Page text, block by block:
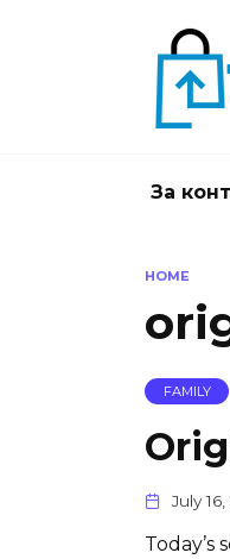
За
HOME
FAMILY
July 16,